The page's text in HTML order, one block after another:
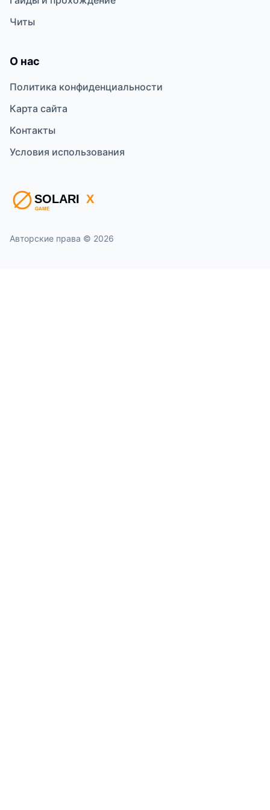
Читы
О нас
Политика конфиденциальности
Карта сайта
Контакты
Условия использования
Авторские права © 2026